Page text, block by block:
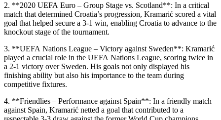
2. **2020 UEFA Euro – Group Stage vs. Scotland**: In a critical
match that determined Croatia’s progression, Kramarić scored a vital
goal that helped secure a 3-1 win, enabling Croatia to advance to the
knockout stage of the tournament.
3. **UEFA Nations League – Victory against Sweden**: Kramarić
played a crucial role in the UEFA Nations League, scoring twice in
a 2-1 victory over Sweden. His goals not only displayed his
finishing ability but also his importance to the team during
competitive fixtures.
4. **Friendlies – Performance against Spain**: In a friendly match
against Spain, Kramarić netted a goal that contributed to a